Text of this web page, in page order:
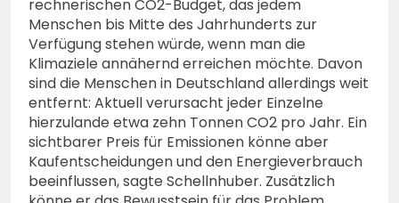
rechnerischen CO2-Budget, das jedem
Menschen bis Mitte des Jahrhunderts zur
Verfügung stehen würde, wenn man die
Klimaziele annähernd erreichen möchte. Davon
sind die Menschen in Deutschland allerdings weit
entfernt: Aktuell verursacht jeder Einzelne
hierzulande etwa zehn Tonnen CO2 pro Jahr. Ein
sichtbarer Preis für Emissionen könne aber
Kaufentscheidungen und den Energieverbrauch
beeinflussen, sagte Schellnhuber. Zusätzlich